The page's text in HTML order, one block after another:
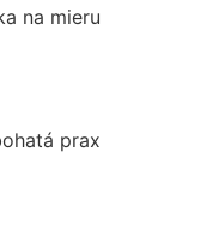
na mieru
prax